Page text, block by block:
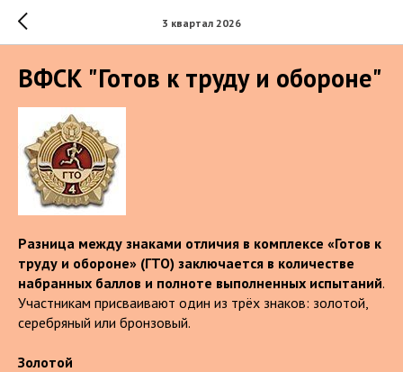
3 квартал 2026
ВФСК "Готов к труду и обороне"
Разница между знаками отличия в комплексе «Готов к
труду и обороне» (ГТО) заключается в количестве
набранных баллов и полноте выполненных испытаний.
Участникам присваивают один из трёх знаков: золотой,
серебряный или бронзовый.
Золотой